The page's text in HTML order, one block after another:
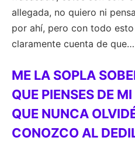
allegada, no quiero ni
por ahí, pero con todo
claramente cuenta de que…
ME LA SOPLA
QUE PIENSES DE
QUE NUNCA
CONOZCO AL